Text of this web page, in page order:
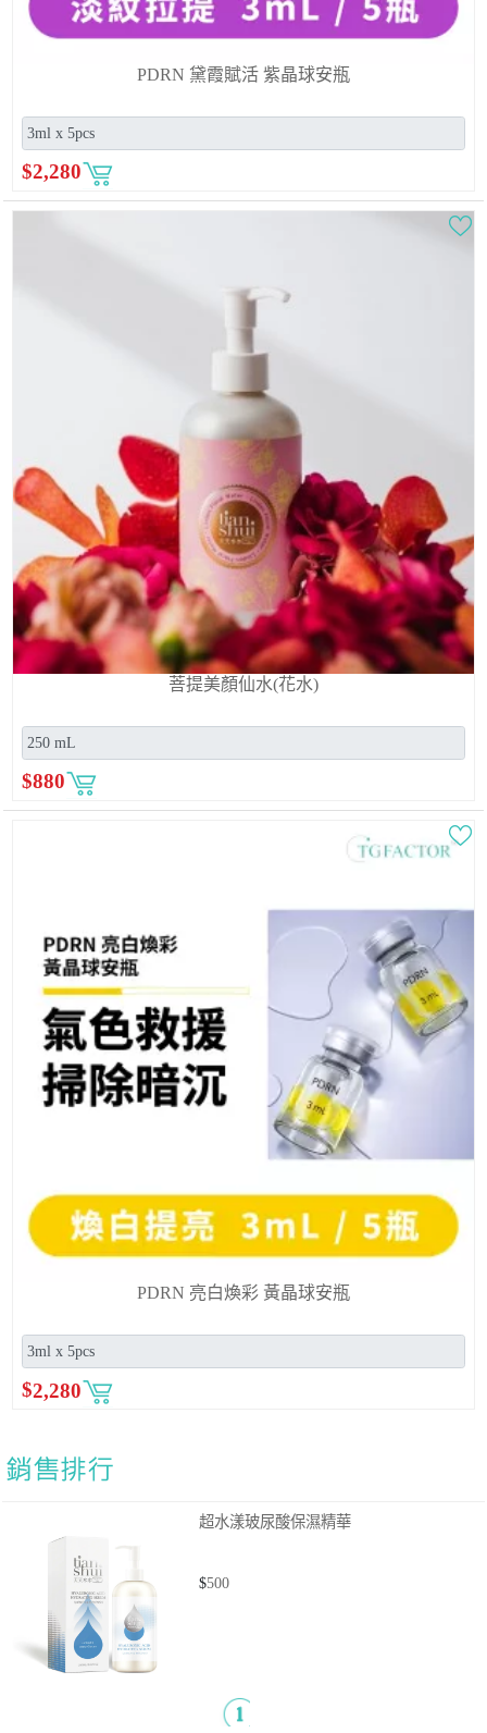
PDRN 黛霞賦活 紫晶球安瓶
$2,280
菩提美顏仙水(花水)
$880
PDRN 亮白煥彩 黃晶球安瓶
$2,280
超水漾玻尿酸保濕精華
$500